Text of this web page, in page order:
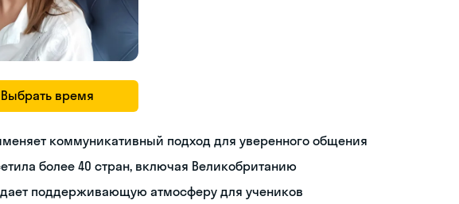
Выбрать время
коммуникативный подход для уверенного общения
более 40 стран, включая Великобританию
поддерживающую атмосферу для учеников